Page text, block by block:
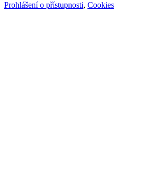
Prohlášení o přístupnosti, Cookies